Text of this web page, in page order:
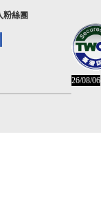
粉絲團
26/08/06